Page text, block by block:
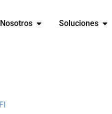
Nosotros Soluciones